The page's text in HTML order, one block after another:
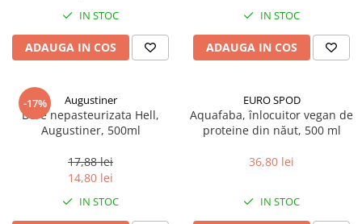
IN STOC
ADAUGA IN COS
IN STOC
ADAUGA IN COS
-17% Augustiner
Bere nepasteurizata Hell,
Augustiner, 500ml
17,88 lei
14,80 lei
IN STOC
EURO SPOD
Aquafaba, înlocuitor vegan de
proteine ​​din năut, 500 ml
36,80 lei
IN STOC